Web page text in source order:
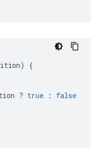
)
{
? true :
false